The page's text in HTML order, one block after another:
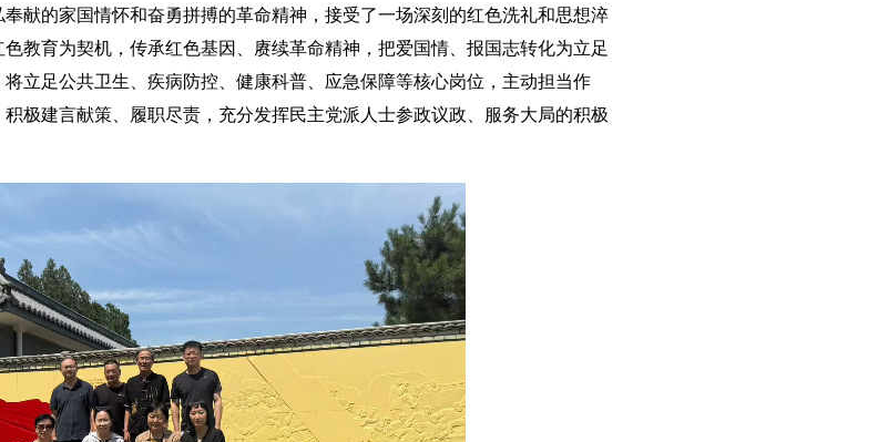
献的家国情怀和奋勇拼搏的革命精神，接受了一场深刻的红色洗礼和思想淬
教育为契机，传承红色基因、赓续革命精神，把爱国情、报国志转化为立足
立足公共卫生、疾病防控、健康科普、应急保障等核心岗位，主动担当作
极建言献策、履职尽责，充分发挥民主党派人士参政议政、服务大局的积极